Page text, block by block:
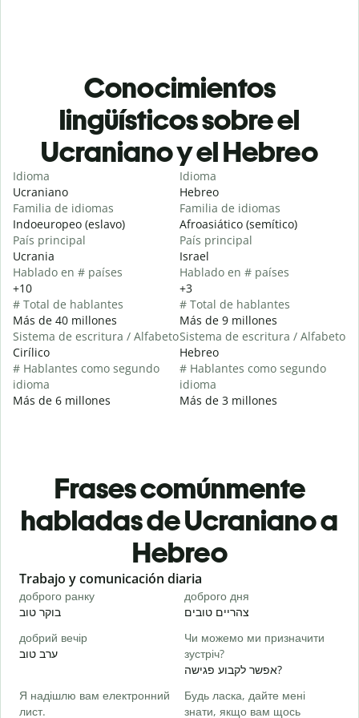
Conocimientos
lingüísticos sobre el
Ucraniano y el Hebreo
Idioma
Ucraniano
Familia de idiomas
Indoeuropeo (eslavo)
País principal
Ucrania
Hablado en # países
+10
# Total de hablantes
Más de 40 millones
Sistema de escritura / Alfabeto
Cirílico
# Hablantes como segundo
idioma
Más de 6 millones
Idioma
Hebreo
Familia de idiomas
Afroasiático (semítico)
País principal
Israel
Hablado en # países
+3
# Total de hablantes
Más de 9 millones
Sistema de escritura / Alfabeto
Hebreo
# Hablantes como segundo
idioma
Más de 3 millones
Frases comúnmente
habladas de Ucraniano a
Hebreo
Slide 1 of 6
Trabajo y comunicación diaria
доброго ранку
בוקר טוב
доброго дня
צהריים טובים
добрий вечір
ערב טוב
Чи можемо ми призначити
зустріч?
אפשר לקבוע פגישה?
Я надішлю вам електронний
лист.
Будь ласка, дайте мені
знати, якщо вам щось